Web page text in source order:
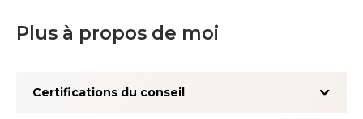
Plus à propos de moi
Certifications du conseil